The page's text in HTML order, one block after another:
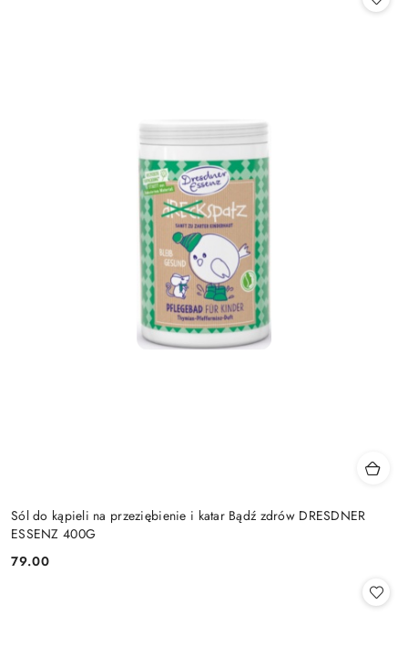
Sól do kąpieli na przeziębienie i katar Bądź zdrów DRESDNER
ESSENZ 400G
Cena:
79.00